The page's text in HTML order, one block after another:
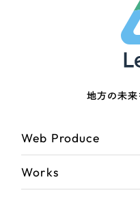
地方の未来
Web Produce
Works